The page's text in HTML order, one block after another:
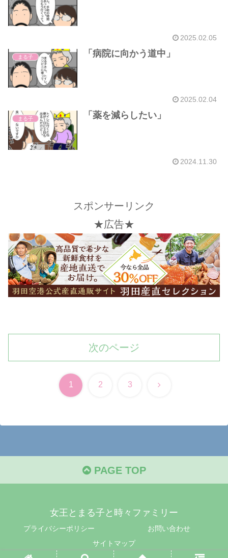
2025.02.05
まる子 「病院に向かう道中」
2025.02.04
まる子 「薬を減らしたい」
2024.11.30
スポンサーリンク
★広告★
次のページ
1 2 3 次
PAGE TOP
女王とまる子と時々ファミリー
プライバシーポリシー
お問い合わせ
サイトマップ